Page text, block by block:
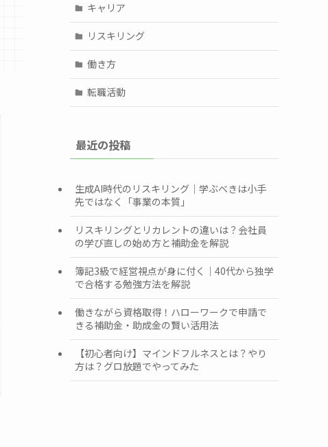
キャリア
リスキリング
働き方
転職活動
最近の投稿
生成AI時代のリスキリング｜学ぶべきは小手
先ではなく「事業の本質」
リスキリングとリカレントの違いは？会社員
の学び直しの始め方と補助金を解説
簿記3級で経営視点が身に付く｜40代から独学
で合格する勉強方法を解説
働きながら資格取得！ハローワークで申請で
きる補助金・助成金の賢い活用法
【初心者向け】マインドフルネスとは？やり
方は？グロ放題でやってみた